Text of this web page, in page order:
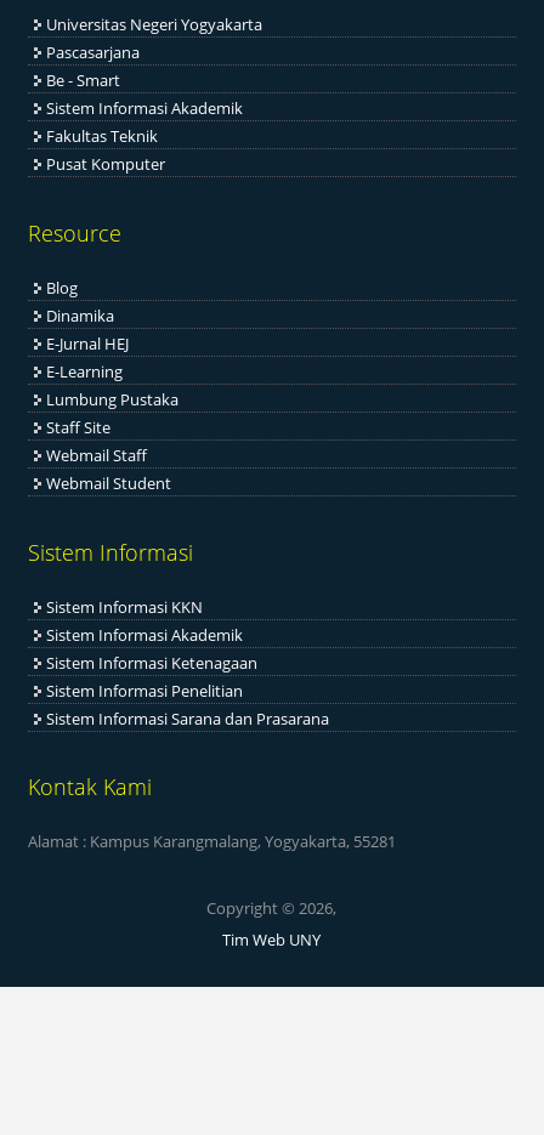
Universitas Negeri Yogyakarta
Pascasarjana
Be - Smart
Sistem Informasi Akademik
Fakultas Teknik
Pusat Komputer
Resource
Blog
Dinamika
E-Jurnal HEJ
E-Learning
Lumbung Pustaka
Staff Site
Webmail Staff
Webmail Student
Sistem Informasi
Sistem Informasi KKN
Sistem Informasi Akademik
Sistem Informasi Ketenagaan
Sistem Informasi Penelitian
Sistem Informasi Sarana dan Prasarana
Kontak Kami
Alamat : Kampus Karangmalang, Yogyakarta, 55281
Copyright © 2026,
Tim Web UNY